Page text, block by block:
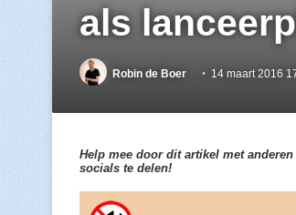
als
Robin de Boer 14 maart 2016
Help mee door dit artikel met
socials te delen!